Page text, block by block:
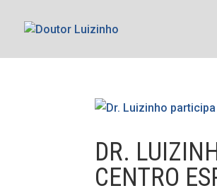
DR.
CENTRO